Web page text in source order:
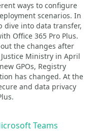
ways to configure
scenarios. In
dive into data transfer,
Office 365 Pro Plus.
the changes after
Ministry in April
GPOs, Registry
has changed. At the
and data privacy
Teams